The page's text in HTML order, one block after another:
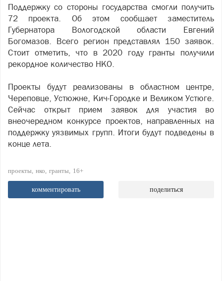
Поддержку со стороны государства смогли получить
72 проекта. Об этом сообщает заместитель
Губернатора Вологодской области Евгений
Богомазов. Всего регион представлял 150 заявок.
Стоит отметить, что в 2020 году гранты получили
рекордное количество НКО.
Проекты будут реализованы в областном центре,
Череповце, Устюжне, Кич-Городке и Великом Устюге.
Сейчас открыт прием заявок для участия во
внеочередном конкурсе проектов, направленных на
поддержку уязвимых групп. Итоги будут подведены в
конце лета.
проекты нко гранты 16+
комментировать поделиться